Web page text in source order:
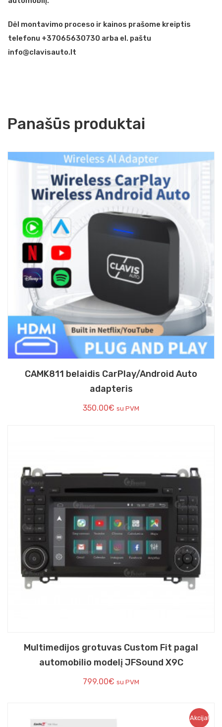
Dėl montavimo proceso ir kainos prašome kreiptis
telefonu +37065630730 arba el. paštu
info@clavisauto.lt
Panašūs produktai
CAMK811 belaidis CarPlay/Android Auto
adapteris
350.00€ su PVM
Multimedijos grotuvas Custom Fit pagal
automobilio modelį JFSound X9C
799.00€ su PVM
Akcija!